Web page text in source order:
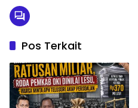
Pos Terkait